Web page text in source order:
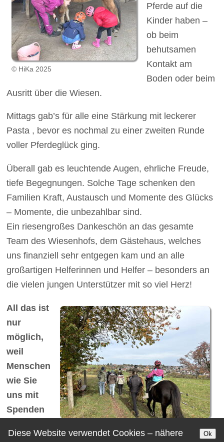
© HiKa 2025
Pferde auf die
Kinder haben –
ob beim
behutsamen
Kontakt am
Boden oder beim
Ausritt über die Wiesen.
Mittags gab’s für alle eine Stärkung mit leckerer
Pasta , bevor es nochmal zu einer zweiten Runde
voller Pferdeglück ging.
Überall gab es leuchtende Augen, ehrliche Freude,
tiefe Begegnungen. Solche Tage schenken den
Familien Kraft, Austausch und Momente des Glücks
– Momente, die unbezahlbar sind.
Ein riesengroßes Dankeschön an das gesamte
Team des Wiesenhofs, dem Gästehaus, welches
uns finanziell sehr entgegen kam und an alle
großartigen Helferinnen und Helfer – besonders an
die vielen jungen Unterstützer mit so viel Herz!
All das ist
nur
möglich,
weil
Menschen
wie Sie
uns mit
Spenden
unterstützen.
Diese Website verwendet Cookies – nähere Ok